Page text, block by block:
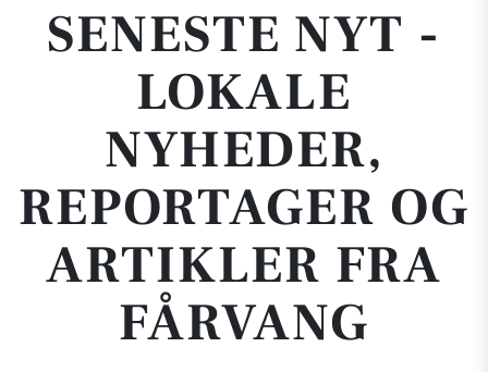
SENESTE NYT -
LOKALE
NYHEDER,
REPORTAGER OG
ARTIKLER FRA
FÅRVANG